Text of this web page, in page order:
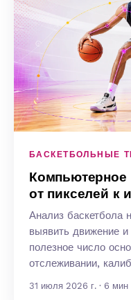
БАСКЕТБОЛЬНЫЕ
Компьютерное
от пикселей к
Анализ баскетбола
выявить движение
полезное число
отслеживании,
31 июля 2026 г. · 6 мин